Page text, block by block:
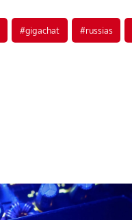
#gigachat #russias